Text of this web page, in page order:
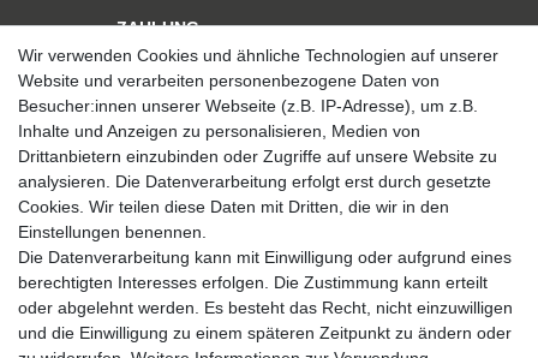
ZAHLUNG
VERSAND
SICHER EINKAUFEN
Sicher einkaufen mit
durchgehender SSL-Verschlüsselung
Wir verwenden Cookies und ähnliche Technologien auf unserer
Website und verarbeiten personenbezogene Daten von
Besucher:innen unserer Webseite (z.B. IP-Adresse), um z.B.
Inhalte und Anzeigen zu personalisieren, Medien von
Drittanbietern einzubinden oder Zugriffe auf unsere Website zu
analysieren. Die Datenverarbeitung erfolgt erst durch gesetzte
Cookies. Wir teilen diese Daten mit Dritten, die wir in den
Einstellungen benennen.
Die Datenverarbeitung kann mit Einwilligung oder aufgrund eines
berechtigten Interesses erfolgen. Die Zustimmung kann erteilt
oder abgelehnt werden. Es besteht das Recht, nicht einzuwilligen
und die Einwilligung zu einem späteren Zeitpunkt zu ändern oder